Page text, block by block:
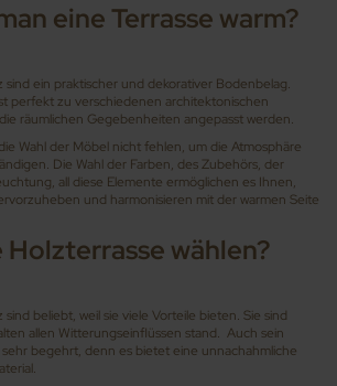
eine Terrasse warm?
sind ein praktischer und dekorativer Bodenbelag.
perfekt zu verschiedenen architektonischen
räumlichen Gegebenheiten angepasst werden.
Wahl der Möbel nicht fehlen, um die Atmosphäre
Die Wahl der Farben, des Zubehörs, der
all diese Elemente ermöglichen es Ihnen,
und harmonisieren mit der warmen Seite
Holzterrasse wählen?
sind beliebt, weil sie viele Vorteile bieten. Sie sind
allen Witterungseinflüssen stand. Auch sein
begehrt, denn es bietet eine unnachahmliche